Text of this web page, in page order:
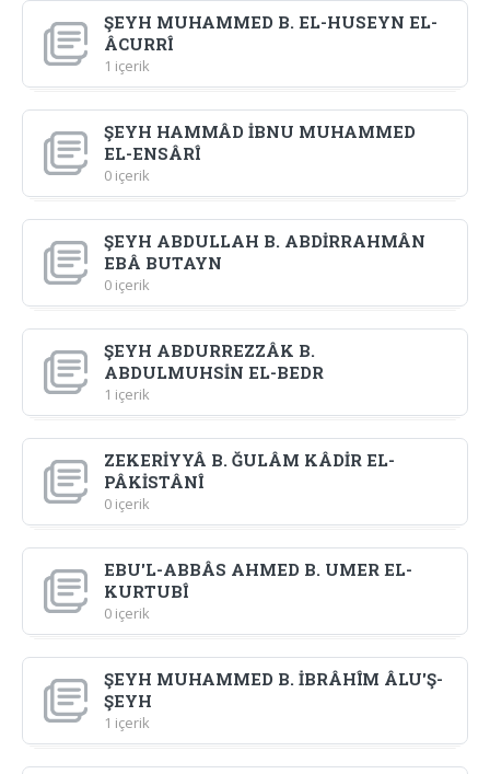
ŞEYH MUHAMMED B. EL-HUSEYN EL-
ÂCURRÎ
1 içerik
ŞEYH HAMMÂD İBNU MUHAMMED
EL-ENSÂRÎ
0 içerik
ŞEYH ABDULLAH B. ABDİRRAHMÂN
EBÂ BUTAYN
0 içerik
ŞEYH ABDURREZZÂK B.
ABDULMUHSİN EL-BEDR
1 içerik
ZEKERİYYÂ B. ĞULÂM KÂDİR EL-
PÂKİSTÂNÎ
0 içerik
EBU'L-ABBÂS AHMED B. UMER EL-
KURTUBÎ
0 içerik
ŞEYH MUHAMMED B. İBRÂHÎM ÂLU'Ş-
ŞEYH
1 içerik